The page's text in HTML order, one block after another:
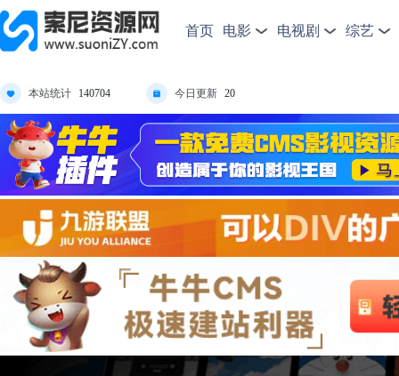
首页 电影 电视剧 综艺
本站统计 140704 今日更新 20